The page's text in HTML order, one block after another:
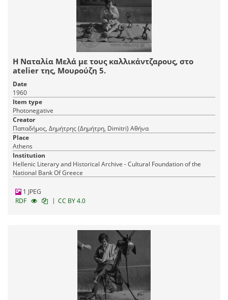
Η Ναταλία Μελά με τους καλλικάντζαρους, στο
atelier της, Μουρούζη 5.
Date
1960
Item type
Photonegative
Creator
Παπαδήμος, Δημήτρης (Δημήτρη, Dimitri) Αθήνα
Place
Athens
Institution
Hellenic Literary and Historical Archive - Cultural Foundation of the
National Bank Of Greece
1 JPEG
RDF
| CC BY 4.0